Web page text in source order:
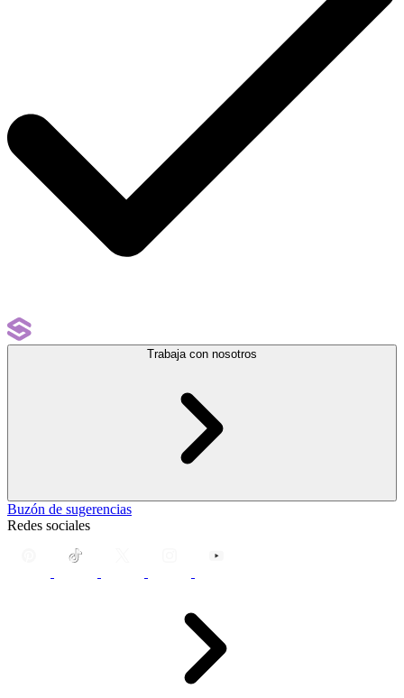
Trabaja con nosotros
Buzón de sugerencias
Redes sociales